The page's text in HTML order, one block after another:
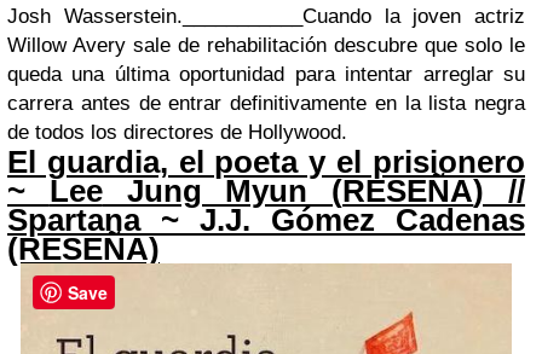
Josh Wasserstein.
Cuando la joven actriz
Willow Avery sale de rehabilitación descubre que solo le
queda una última oportunidad para intentar arreglar su
carrera antes de entrar definitivamente en la lista negra
de todos los directores de Hollywood.
El guardia, el poeta y el prisionero
~ LeeJung Myun (RESEÑA) //
Spartana ~ J.J. Gómez Cadenas
(RESEÑA)
Save